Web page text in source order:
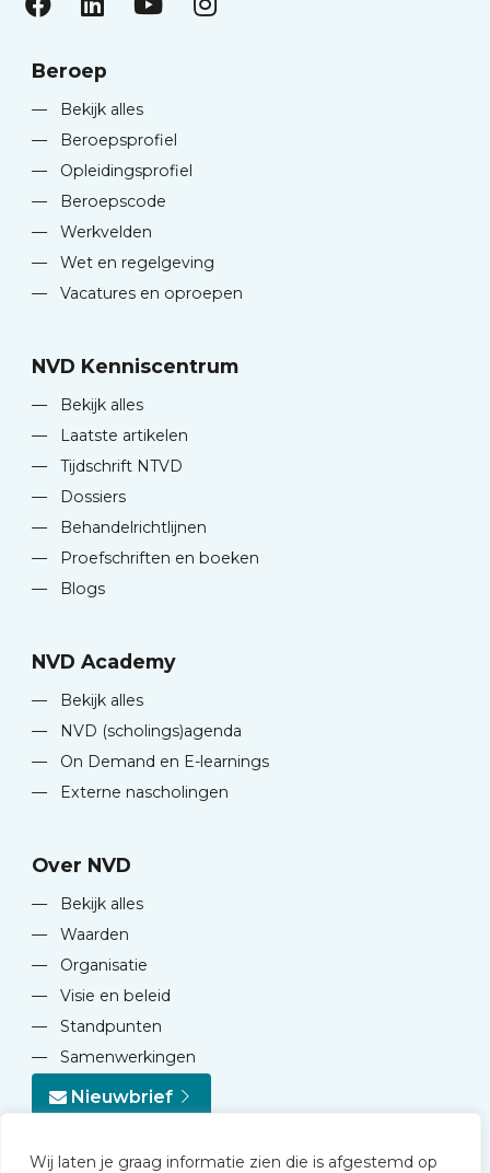
Wij laten je graag informatie zien die is afgestemd op
Beroep
—
Bekijk alles
—
Beroepsprofiel
—
Opleidingsprofiel
—
Beroepscode
—
Werkvelden
—
Wet en regelgeving
—
Vacatures en oproepen
NVD Kenniscentrum
—
Bekijk alles
—
Laatste artikelen
—
Tijdschrift NTVD
—
Dossiers
—
Behandelrichtlijnen
—
Proefschriften en boeken
—
Blogs
NVD Academy
—
Bekijk alles
—
NVD (scholings)agenda
—
On Demand en E-learnings
—
Externe nascholingen
Over NVD
—
Bekijk alles
—
Waarden
—
Organisatie
—
Visie en beleid
—
Standpunten
—
Samenwerkingen
Nieuwbrief